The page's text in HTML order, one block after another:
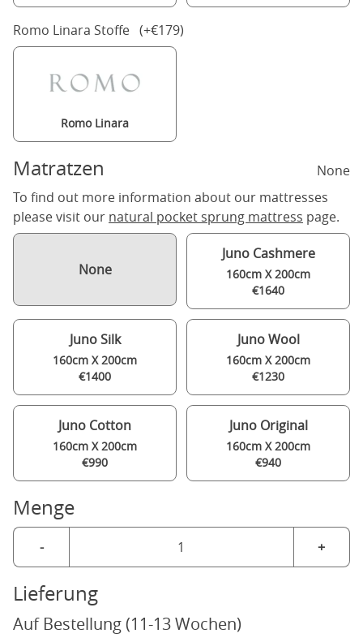
Romo Linara Stoffe (+€179)
Romo Linara
Matratzen
None
To find out more information about our mattresses
please visit our natural pocket sprung mattress page.
None
Juno Cashmere
160cm X 200cm
€1640
Juno Silk
160cm X 200cm
€1400
Juno Wool
160cm X 200cm
€1230
Juno Cotton
160cm X 200cm
€990
Juno Original
160cm X 200cm
€940
Menge
- +
Lieferung
Auf Bestellung (11-13 Wochen)